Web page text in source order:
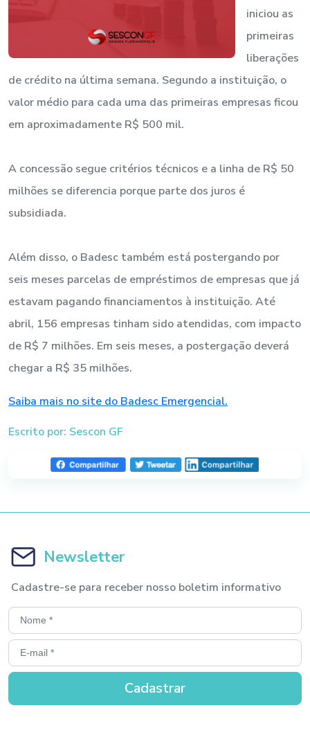
iniciou as
primeiras
liberações
de crédito na última semana. Segundo a instituição, o
valor médio para cada uma das primeiras empresas ficou
em aproximadamente R$ 500 mil.
A concessão segue critérios técnicos e a linha de R$ 50
milhões se diferencia porque parte dos juros é
subsidiada.
Além disso, o Badesc também está postergando por
seis meses parcelas de empréstimos de empresas que já
estavam pagando financiamentos à instituição. Até
abril, 156 empresas tinham sido atendidas, com impacto
de R$ 7 milhões. Em seis meses, a postergação deverá
chegar a R$ 35 milhões.
Saiba mais no site do Badesc Emergencial.
Escrito por: Sescon GF
Newsletter
Cadastre-se para receber nosso boletim informativo